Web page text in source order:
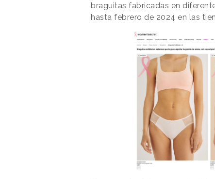
braguitas fabricadas en
hasta febrero de 2024 en las